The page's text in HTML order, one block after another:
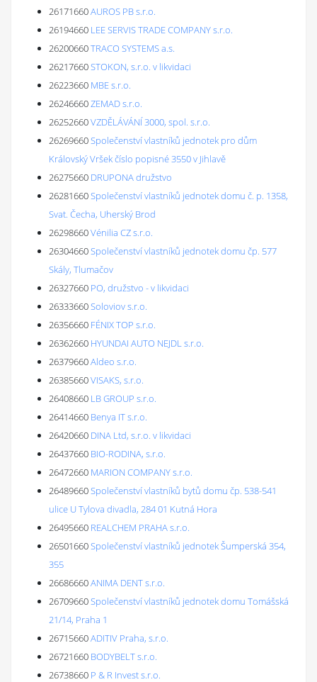
26171660AUROS PB s.r.o.
26194660 LEE SERVIS TRADE COMPANY s.r.o.
26200660TRACO SYSTEMS a.s.
26217660STOKON, s.r.o. v likvidaci
26223660 MBE s.r.o.
26246660ZEMAD s.r.o.
26252660VZDĚLÁVÁNÍ 3000, spol. s.r.o.
26269660Společenství vlastníků jednotek pro dům
Královský Vršek číslo popisné 3550 v Jihlavě
26275660 DRUPONA družstvo
26281660Společenství vlastníků jednotek domu č. p. 1358,
Svat. Čecha, Uherský Brod
26298660Vénilia CZ s.r.o.
26304660Společenství vlastníků jednotek domu čp. 577
Skály, Tlumačov
26327660 PO, družstvo - v likvidaci
26333660Soloviov s.r.o.
26356660 FÉNIX TOP s.r.o.
26362660 HYUNDAI AUTO NEJDL s.r.o.
26379660Aldeo s.r.o.
26385660VISAKS, s.r.o.
26408660 LB GROUP s.r.o.
26414660 Benya IT s.r.o.
26420660 DINA Ltd, s.r.o. v likvidaci
26437660 BIO-RODINA, s.r.o.
26472660 MARION COMPANY s.r.o.
26489660Společenství vlastníků bytů domu čp. 538-541
ulice U Tylova divadla, 284 01 Kutná Hora
26495660 REALCHEM PRAHA s.r.o.
26501660Společenství vlastníků jednotek Šumperská 354,
355
26686660ANIMA DENT s.r.o.
26709660Společenství vlastníků jednotek domu Tomášská
21/14, Praha 1
26715660ADITIV Praha, s.r.o.
26721660 BODYBELT s.r.o.
26738660 P & R Invest s.r.o.